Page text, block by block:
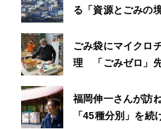
る「資源とごみの
ごみ袋にマイクロ
理 「ごみゼロ」
福岡伸一さんが訪
「45種分別」を続